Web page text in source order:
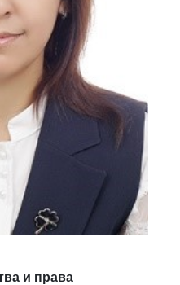
и права
7. Колл-центр (4)